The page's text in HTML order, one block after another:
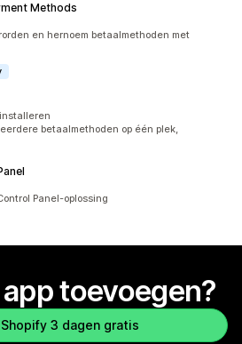
Methods
en hernoem betaalmethoden met
betaalmethoden op één plek,
Panel-oplossing
toevoegen?
3 dagen gratis